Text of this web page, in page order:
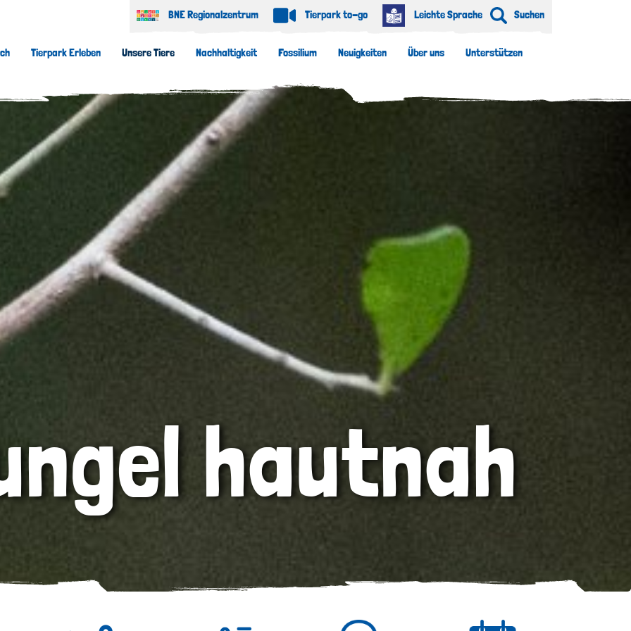
Tierpark Erleben Unsere Tiere Nachhaltigkeit Fossilium Neuigkeiten Über uns Unterstützen
BNE Regionalzentrum Tierpark to-go Leichte Sprache Suchen
hautnah